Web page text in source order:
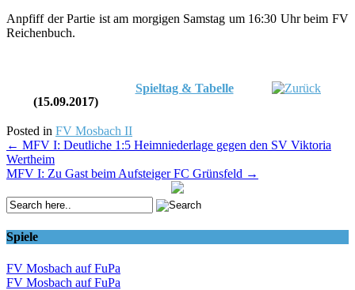
Anpfiff der Partie ist am morgigen Samstag um 16:30 Uhr beim FV
Reichenbuch.
(15.09.2017)
Spieltag & Tabelle
Posted in FV Mosbach II
Post
navigation
← MFV I: Deutliche 1:5 Heimniederlage gegen den SV Viktoria
Wertheim
MFV I: Zu Gast beim Aufsteiger FC Grünsfeld →
Spiele
FV Mosbach auf FuPa
FV Mosbach auf FuPa